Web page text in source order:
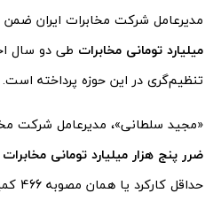
مدیرعامل شرکت مخابرات ایران ضمن
میلیارد تومانی مخابرات طی دو سال
تنظیم‌گری در این حوزه پرداخته است.
«مجید سلطانی»، مدیرعامل شرکت
ضرر پنج هزار میلیارد تومانی مخابرات